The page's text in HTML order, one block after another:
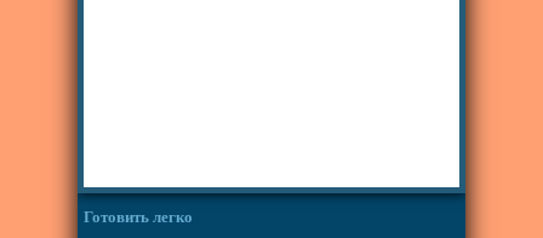
Готовить легко